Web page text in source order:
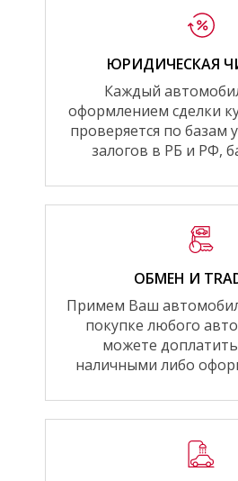
ЮРИДИЧЕСКАЯ
Каждый
оформлением сделки
проверяется по базам
залогов в РБ и РФ,
ОБМЕН И
Примем Ваш
покупке любого
можете
наличными либо